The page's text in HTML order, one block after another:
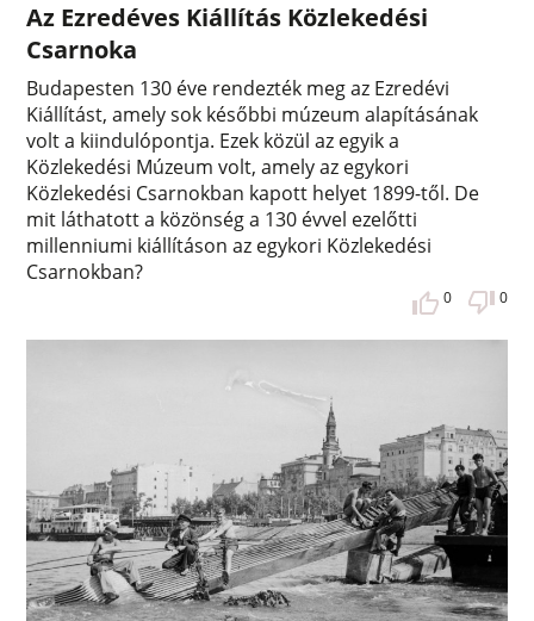
Az Ezredéves Kiállítás Közlekedési
Csarnoka
Budapesten 130 éve rendezték meg az Ezredévi
Kiállítást, amely sok későbbi múzeum alapításának
volt a kiindulópontja. Ezek közül az egyik a
Közlekedési Múzeum volt, amely az egykori
Közlekedési Csarnokban kapott helyet 1899-től. De
mit láthatott a közönség a 130 évvel ezelőtti
millenniumi kiállításon az egykori Közlekedési
Csarnokban?
0 0